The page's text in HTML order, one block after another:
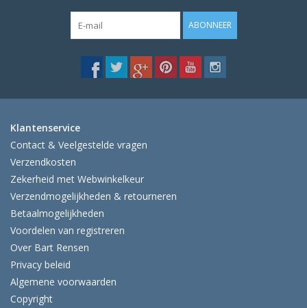
ABONNEER
Klantenservice
Contact & Veelgestelde vragen
Verzendkosten
Zekerheid met Webwinkelkeur
Verzendmogelijkheden & retourneren
Betaalmogelijkheden
Voordelen van registreren
Over Bart Rensen
Privacy beleid
Algemene voorwaarden
Copyright